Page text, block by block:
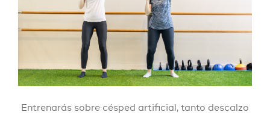
Entrenarás sobre césped artificial, tanto descalzo